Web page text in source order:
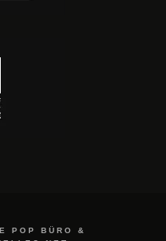
POP BÜRO &